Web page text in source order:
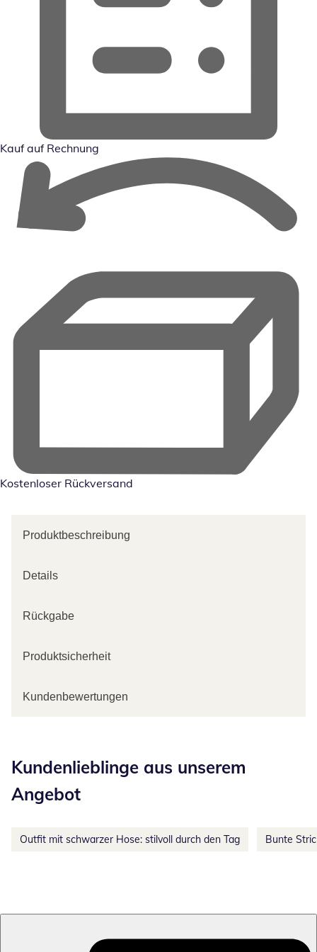
Kauf auf Rechnung
Kostenloser Rückversand
Produktbeschreibung
Details
Rückgabe
Produktsicherheit
Kundenbewertungen
Kundenlieblinge aus unserem
Angebot
Outfit mit schwarzer Hose: stilvoll durch den Tag Bunte